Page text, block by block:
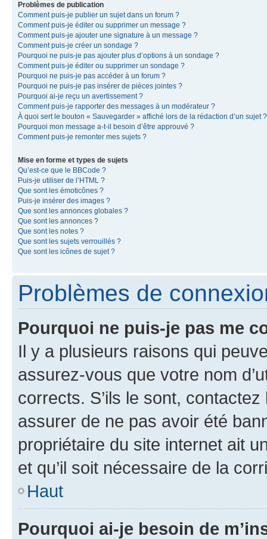
Problèmes de publication
Comment puis-je publier un sujet dans un forum ?
Comment puis-je éditer ou supprimer un message ?
Comment puis-je ajouter une signature à un message ?
Comment puis-je créer un sondage ?
Pourquoi ne puis-je pas ajouter plus d’options à un sondage ?
Comment puis-je éditer ou supprimer un sondage ?
Pourquoi ne puis-je pas accéder à un forum ?
Pourquoi ne puis-je pas insérer de pièces jointes ?
Pourquoi ai-je reçu un avertissement ?
Comment puis-je rapporter des messages à un modérateur ?
À quoi sert le bouton « Sauvegarder » affiché lors de la rédaction d’un sujet ?
Pourquoi mon message a-t-il besoin d’être approuvé ?
Comment puis-je remonter mes sujets ?
Mise en forme et types de sujets
Qu’est-ce que le BBCode ?
Puis-je utiliser de l’HTML ?
Que sont les émoticônes ?
Puis-je insérer des images ?
Que sont les annonces globales ?
Que sont les annonces ?
Que sont les notes ?
Que sont les sujets verrouillés ?
Que sont les icônes de sujet ?
Problèmes de
Pourquoi ne puis-je pas me
Il y a plusieurs raisons qui
assurez-vous que votre nom
corrects. S’ils le sont,
assurer de ne pas avoir été
propriétaire du site internet ait
et qu’il soit nécessaire de la
Haut
Pourquoi ai-je besoin de